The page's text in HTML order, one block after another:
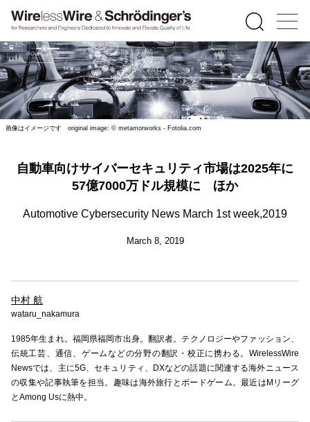
画像はイメージです original image: © metamorworks - Fotolia.com
自動車向けサイバーセキュリティ市場は2025年に
57億7000万ドル規模に ほか
Automotive Cybersecurity News March 1st week,2019
March 8, 2019
中村 航
wataru_nakamura
1985年生まれ。福岡県福岡市出身。翻訳者。テクノロジーやファッション、
伝統工芸、通信、ゲームなどの分野の翻訳・校正に携わる。WirelessWire
Newsでは、主に5G、セキュリティ、DXなどの話題に関連する海外ニュース
の収集や記事執筆を担当。趣味は海外旅行とボードゲーム。最近はMリーグ
とAmong Usに熱中。